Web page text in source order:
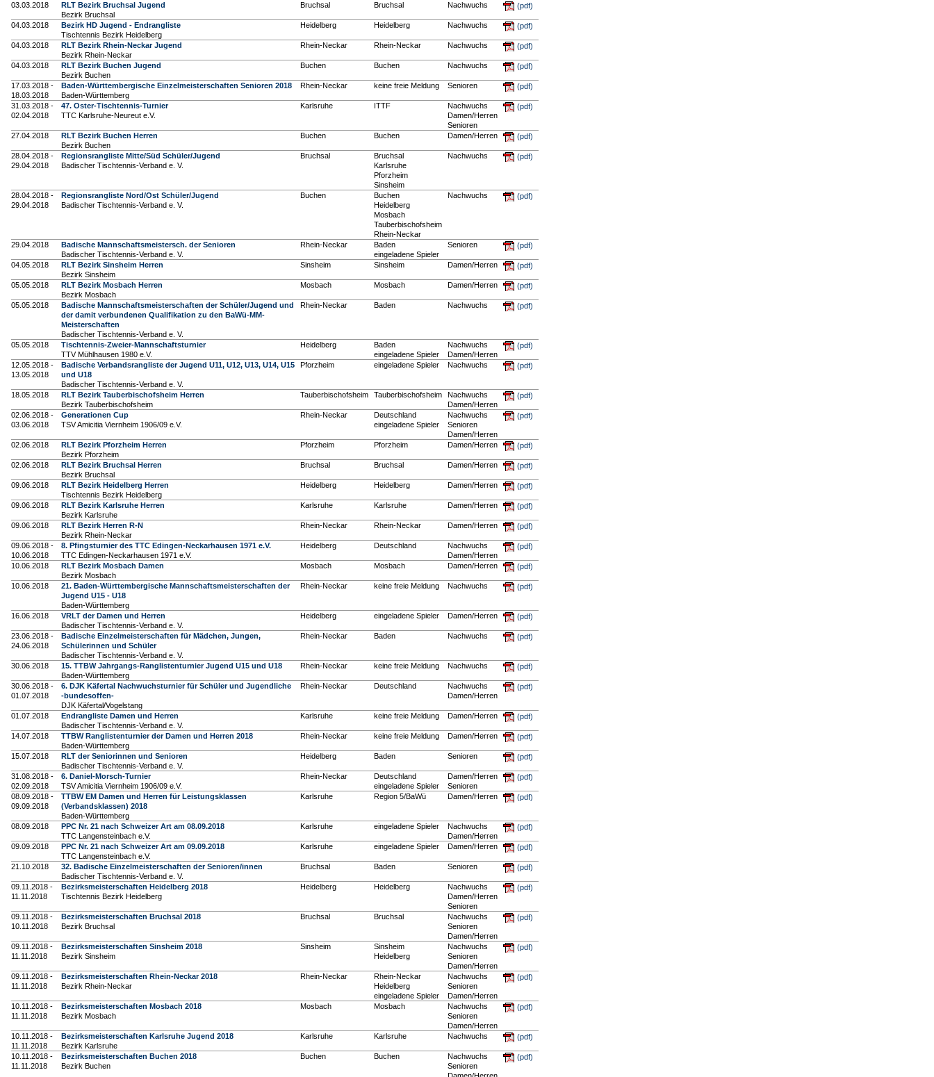
03.03.2018
RLT Bezirk Bruchsal Jugend
Bezirk Bruchsal
Bruchsal Bruchsal Nachwuchs (pdf)
04.03.2018
Bezirk HD Jugend - Endrangliste
Tischtennis Bezirk Heidelberg
Heidelberg Heidelberg Nachwuchs (pdf)
04.03.2018
RLT Bezirk Rhein-Neckar Jugend
Bezirk Rhein-Neckar
Rhein-Neckar Rhein-Neckar Nachwuchs (pdf)
04.03.2018
RLT Bezirk Buchen Jugend
Bezirk Buchen
Buchen Buchen Nachwuchs (pdf)
17.03.2018 -
18.03.2018
Baden-Württembergische Einzelmeisterschaften Senioren 2018
Baden-Württemberg
Rhein-Neckar keine freie Meldung Senioren (pdf)
31.03.2018 -
02.04.2018
47. Oster-Tischtennis-Turnier
TTC Karlsruhe-Neureut e.V.
Karlsruhe ITTF
Nachwuchs
Damen/Herren
Senioren
(pdf)
27.04.2018
RLT Bezirk Buchen Herren
Bezirk Buchen
Buchen Buchen Damen/Herren (pdf)
28.04.2018 -
29.04.2018
Regionsrangliste Mitte/Süd Schüler/Jugend
Badischer Tischtennis-Verband e. V.
Bruchsal
Bruchsal
Karlsruhe
Pforzheim
Sinsheim
Nachwuchs (pdf)
28.04.2018 -
29.04.2018
Regionsrangliste Nord/Ost Schüler/Jugend
Badischer Tischtennis-Verband e. V.
Buchen
Buchen
Heidelberg
Mosbach
Tauberbischofsheim
Rhein-Neckar
Nachwuchs (pdf)
29.04.2018
Badische Mannschaftsmeistersch. der Senioren
Badischer Tischtennis-Verband e. V.
Rhein-Neckar
Baden
eingeladene Spieler
Senioren (pdf)
04.05.2018
RLT Bezirk Sinsheim Herren
Bezirk Sinsheim
Sinsheim Sinsheim Damen/Herren (pdf)
05.05.2018
RLT Bezirk Mosbach Herren
Bezirk Mosbach
Mosbach Mosbach Damen/Herren (pdf)
05.05.2018
Badische Mannschaftsmeisterschaften der Schüler/Jugend und
der damit verbundenen Qualifikation zu den BaWü-MM-
Meisterschaften
Badischer Tischtennis-Verband e. V.
Rhein-Neckar Baden Nachwuchs (pdf)
05.05.2018
Tischtennis-Zweier-Mannschaftsturnier
TTV Mühlhausen 1980 e.V.
Heidelberg
Baden
eingeladene Spieler
Nachwuchs
Damen/Herren
(pdf)
12.05.2018 -
13.05.2018
Badische Verbandsrangliste der Jugend U11, U12, U13, U14, U15
und U18
Badischer Tischtennis-Verband e. V.
Pforzheim eingeladene Spieler Nachwuchs (pdf)
18.05.2018
RLT Bezirk Tauberbischofsheim Herren
Bezirk Tauberbischofsheim
Tauberbischofsheim Tauberbischofsheim
Nachwuchs
Damen/Herren
(pdf)
02.06.2018 -
03.06.2018
Generationen Cup
TSV Amicitia Viernheim 1906/09 e.V.
Rhein-Neckar
Deutschland
eingeladene Spieler
Nachwuchs
Senioren
Damen/Herren
(pdf)
02.06.2018
RLT Bezirk Pforzheim Herren
Bezirk Pforzheim
Pforzheim Pforzheim Damen/Herren (pdf)
02.06.2018
RLT Bezirk Bruchsal Herren
Bezirk Bruchsal
Bruchsal Bruchsal Damen/Herren (pdf)
09.06.2018
RLT Bezirk Heidelberg Herren
Tischtennis Bezirk Heidelberg
Heidelberg Heidelberg Damen/Herren (pdf)
09.06.2018
RLT Bezirk Karlsruhe Herren
Bezirk Karlsruhe
Karlsruhe Karlsruhe Damen/Herren (pdf)
09.06.2018
RLT Bezirk Herren R-N
Bezirk Rhein-Neckar
Rhein-Neckar Rhein-Neckar Damen/Herren (pdf)
09.06.2018 -
10.06.2018
8. Pfingsturnier des TTC Edingen-Neckarhausen 1971 e.V.
TTC Edingen-Neckarhausen 1971 e.V.
Heidelberg Deutschland
Nachwuchs
Damen/Herren
(pdf)
10.06.2018
RLT Bezirk Mosbach Damen
Bezirk Mosbach
Mosbach Mosbach Damen/Herren (pdf)
10.06.2018
21. Baden-Württembergische Mannschaftsmeisterschaften der
Jugend U15 - U18
Baden-Württemberg
Rhein-Neckar keine freie Meldung Nachwuchs (pdf)
16.06.2018
VRLT der Damen und Herren
Badischer Tischtennis-Verband e. V.
Heidelberg eingeladene Spieler Damen/Herren (pdf)
23.06.2018 -
24.06.2018
Badische Einzelmeisterschaften für Mädchen, Jungen,
Schülerinnen und Schüler
Badischer Tischtennis-Verband e. V.
Rhein-Neckar Baden Nachwuchs (pdf)
30.06.2018
15. TTBW Jahrgangs-Ranglistenturnier Jugend U15 und U18
Baden-Württemberg
Rhein-Neckar keine freie Meldung Nachwuchs (pdf)
30.06.2018 -
01.07.2018
6. DJK Käfertal Nachwuchsturnier für Schüler und Jugendliche
-bundesoffen-
DJK Käfertal/Vogelstang
Rhein-Neckar Deutschland
Nachwuchs
Damen/Herren
(pdf)
01.07.2018
Endrangliste Damen und Herren
Badischer Tischtennis-Verband e. V.
Karlsruhe keine freie Meldung Damen/Herren (pdf)
14.07.2018
TTBW Ranglistenturnier der Damen und Herren 2018
Baden-Württemberg
Rhein-Neckar keine freie Meldung Damen/Herren (pdf)
15.07.2018
RLT der Seniorinnen und Senioren
Badischer Tischtennis-Verband e. V.
Heidelberg Baden Senioren (pdf)
31.08.2018 -
02.09.2018
6. Daniel-Morsch-Turnier
TSV Amicitia Viernheim 1906/09 e.V.
Rhein-Neckar
Deutschland
eingeladene Spieler
Damen/Herren
Senioren
(pdf)
08.09.2018 -
09.09.2018
TTBW EM Damen und Herren für Leistungsklassen
(Verbandsklassen) 2018
Baden-Württemberg
Karlsruhe Region 5/BaWü Damen/Herren (pdf)
08.09.2018
PPC Nr. 21 nach Schweizer Art am 08.09.2018
TTC Langensteinbach e.V.
Karlsruhe eingeladene Spieler
Nachwuchs
Damen/Herren
(pdf)
09.09.2018
PPC Nr. 21 nach Schweizer Art am 09.09.2018
TTC Langensteinbach e.V.
Karlsruhe eingeladene Spieler Damen/Herren (pdf)
21.10.2018
32. Badische Einzelmeisterschaften der Senioren/innen
Badischer Tischtennis-Verband e. V.
Bruchsal Baden Senioren (pdf)
09.11.2018 -
11.11.2018
Bezirksmeisterschaften Heidelberg 2018
Tischtennis Bezirk Heidelberg
Heidelberg Heidelberg
Nachwuchs
Damen/Herren
Senioren
(pdf)
09.11.2018 -
10.11.2018
Bezirksmeisterschaften Bruchsal 2018
Bezirk Bruchsal
Bruchsal Bruchsal
Nachwuchs
Senioren
Damen/Herren
(pdf)
09.11.2018 -
11.11.2018
Bezirksmeisterschaften Sinsheim 2018
Bezirk Sinsheim
Sinsheim
Sinsheim
Heidelberg
Nachwuchs
Senioren
Damen/Herren
(pdf)
09.11.2018 -
11.11.2018
Bezirksmeisterschaften Rhein-Neckar 2018
Bezirk Rhein-Neckar
Rhein-Neckar
Rhein-Neckar
Heidelberg
eingeladene Spieler
Nachwuchs
Senioren
Damen/Herren
(pdf)
10.11.2018 -
11.11.2018
Bezirksmeisterschaften Mosbach 2018
Bezirk Mosbach
Mosbach Mosbach
Nachwuchs
Senioren
Damen/Herren
(pdf)
10.11.2018 -
11.11.2018
Bezirksmeisterschaften Karlsruhe Jugend 2018
Bezirk Karlsruhe
Karlsruhe Karlsruhe Nachwuchs (pdf)
10.11.2018 -
11.11.2018
Bezirksmeisterschaften Buchen 2018
Bezirk Buchen
Buchen Buchen
Nachwuchs
Senioren
(pdf)